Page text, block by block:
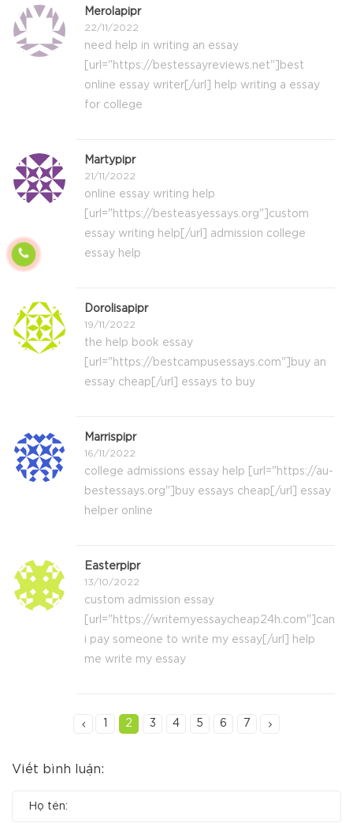
Merolapipr
22/11/2022
need help in writing an essay
[url="https://bestessayreviews.net"]best
online essay writer[/url] help writing a essay
for college
Martypipr
21/11/2022
online essay writing help
[url="https://besteasyessays.org"]custom
essay writing help[/url] admission college
essay help
Dorolisapipr
19/11/2022
the help book essay
[url="https://bestcampusessays.com"]buy an
essay cheap[/url] essays to buy
Marrispipr
16/11/2022
college admissions essay help [url="https://au-
bestessays.org"]buy essays cheap[/url] essay
helper online
Easterpipr
13/10/2022
custom admission essay
[url="https://writemyessaycheap24h.com"]can
i pay someone to write my essay[/url] help
me write my essay
2 3 4 5 6 7
Viết bình luận: